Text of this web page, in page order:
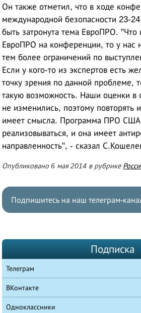
Он также отметил, что в ходе
международной безопасности 23-
быть затронута тема ЕвроПРО. "Что
ЕвроПРО на конференции, то у нас
тем более ограничений по
Если у кого-то из экспертов есть
точку зрения по данной проблеме,
такую возможность. Наши оценки
не изменились, поэтому повторять
имеет смысла. Программа ПРО
реализовываться, и она имеет
направленность", - сказал
Опубликовано 6 мая 2014 в рубрике
Подпишитесь на наш телеграм-
Подписка
Телеграм
ВКонтакте
Одноклассники